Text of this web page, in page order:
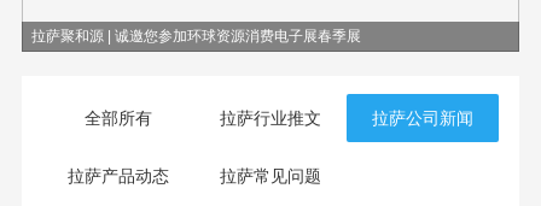
拉萨聚和源 | 诚邀您参加环球资源消费电子展春季展
全部所有 拉萨行业推文 拉萨公司新闻
拉萨产品动态 拉萨常见问题